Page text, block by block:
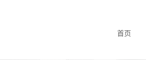
首页